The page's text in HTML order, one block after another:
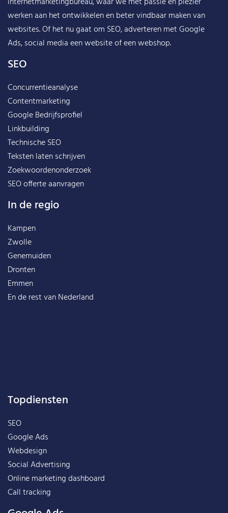
werken aan het ontwikkelen en beter vindbaar maken van
websites. Of het nu gaat om SEO, adverteren met Google
Ads, social media een website of een webshop.
SEO
Concurrentieanalyse
Contentmarketing
Google Bedrijfsprofiel
Linkbuilding
Technische SEO
Teksten laten schrijven
Zoekwoordenonderzoek
SEO offerte aanvragen
In de regio
Kampen
Zwolle
Genemuiden
Dronten
Emmen
En de rest vanNederland
Topdiensten
SEO
Google Ads
Webdesign
Social Advertising
Online marketing dashboard
Call tracking